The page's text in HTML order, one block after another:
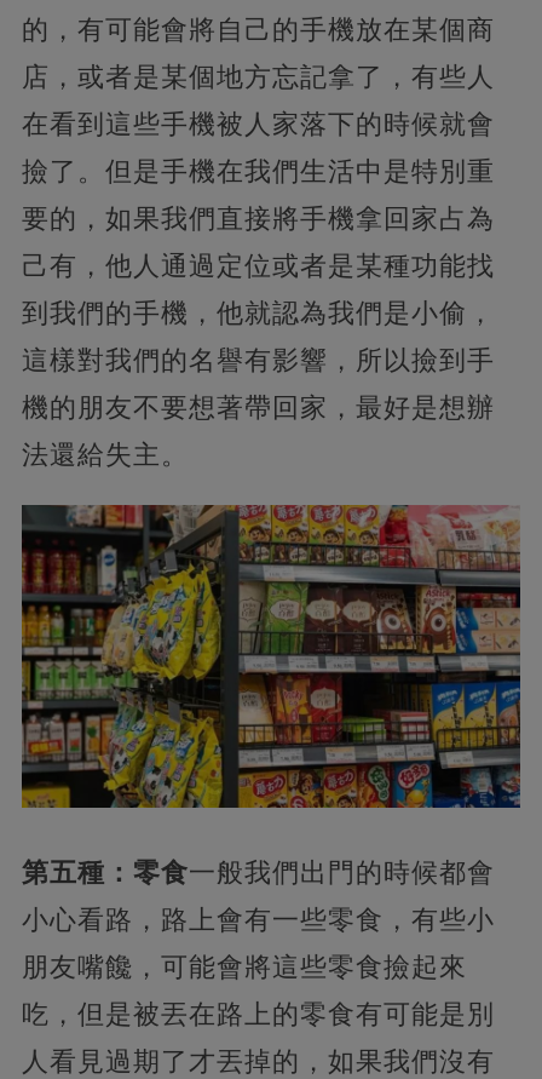
的，有可能會將自己的手機放在某個商
店，或者是某個地方忘記拿了，有些人
在看到這些手機被人家落下的時候就會
撿了。但是手機在我們生活中是特別重
要的，如果我們直接將手機拿回家占為
己有，他人通過定位或者是某種功能找
到我們的手機，他就認為我們是小偷，
這樣對我們的名譽有影響，所以撿到手
機的朋友不要想著帶回家，最好是想辦
法還給失主。
第五種：零食一般我們出門的時候都會
小心看路，路上會有一些零食，有些小
朋友嘴饞，可能會將這些零食撿起來
吃，但是被丟在路上的零食有可能是別
人看見過期了才丟掉的，如果我們沒有